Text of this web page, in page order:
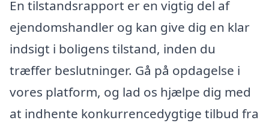
En tilstandsrapport er en vigtig del af
ejendomshandler og kan give dig en klar
indsigt i boligens tilstand, inden du
træffer beslutninger. Gå på opdagelse i
vores platform, og lad os hjælpe dig med
at indhente konkurrencedygtige tilbud fra